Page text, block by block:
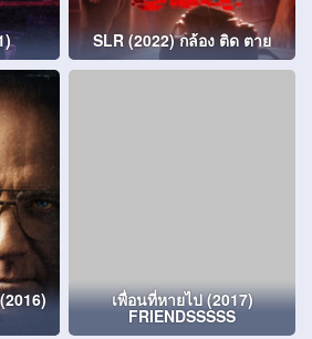
SLR (2022) กล้อง ติด ตาย
เพื่อนที่หายไป (2017)
FRIENDSSSSS